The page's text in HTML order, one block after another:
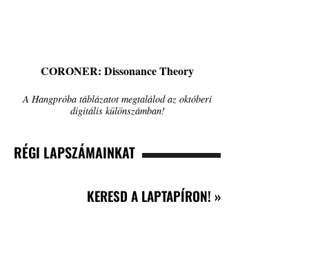
CORONER: Dissonance Theory
A Hangpróba táblázatot megtalálod az októberi
digitális különszámban!
RÉGI LAPSZÁMAINKAT
KERESD A LAPTAPÍRON! »